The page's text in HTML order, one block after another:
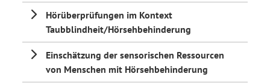
Hörüberprüfungen im Kontext
Taubblindheit/Hörsehbehinderung
Einschätzung der sensorischen Ressourcen
von Menschen mit Hörsehbehinderung